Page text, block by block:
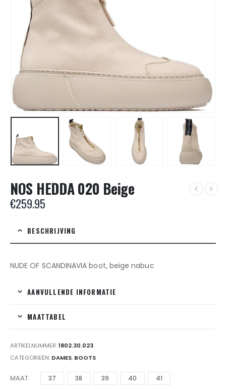
NOS HEDDA 020 Beige
€259.95
BESCHRIJVING
NUDE OF SCANDINAVIA boot, beige nabuc
AANVULLENDE INFORMATIE
MAATTABEL
ARTIKELNUMMER:1802.30.023
CATEGORIEËN: DAMES, BOOTS
MAAT 37 38 39 40 41